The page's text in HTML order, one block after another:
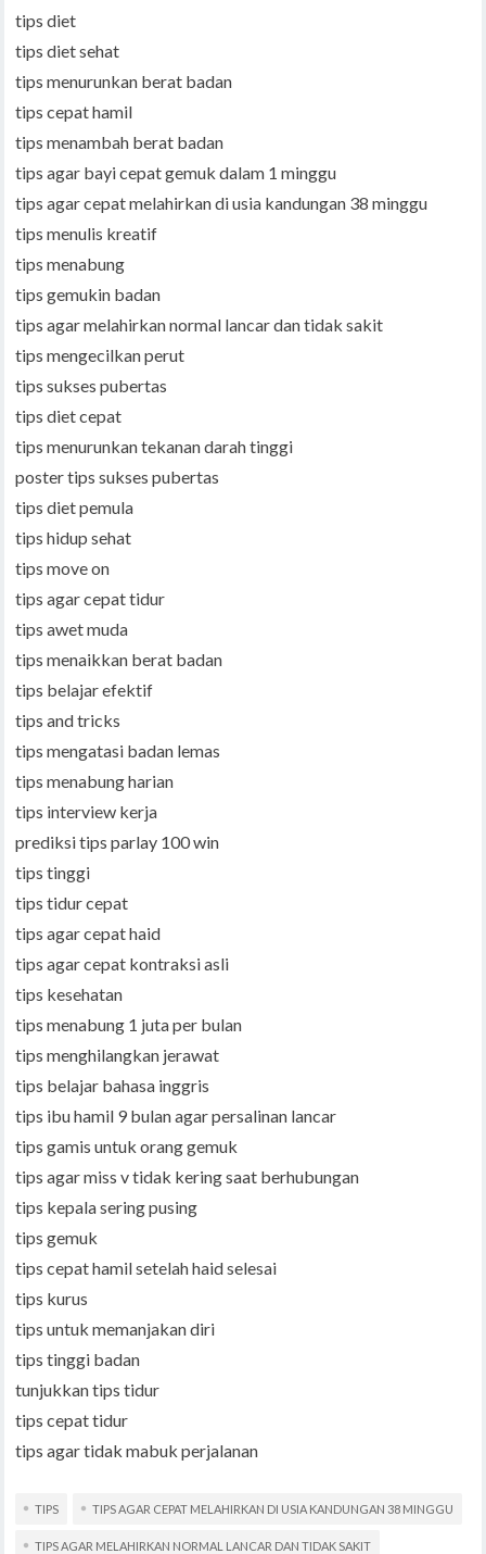
tips diet
tips diet sehat
tips menurunkan berat badan
tips cepat hamil
tips menambah berat badan
tips agar bayi cepat gemuk dalam 1 minggu
tips agar cepat melahirkan di usia kandungan 38 minggu
tips menulis kreatif
tips menabung
tips gemukin badan
tips agar melahirkan normal lancar dan tidak sakit
tips mengecilkan perut
tips sukses pubertas
tips diet cepat
tips menurunkan tekanan darah tinggi
poster tips sukses pubertas
tips diet pemula
tips hidup sehat
tips move on
tips agar cepat tidur
tips awet muda
tips menaikkan berat badan
tips belajar efektif
tips and tricks
tips mengatasi badan lemas
tips menabung harian
tips interview kerja
prediksi tips parlay 100 win
tips tinggi
tips tidur cepat
tips agar cepat haid
tips agar cepat kontraksi asli
tips kesehatan
tips menabung 1 juta per bulan
tips menghilangkan jerawat
tips belajar bahasa inggris
tips ibu hamil 9 bulan agar persalinan lancar
tips gamis untuk orang gemuk
tips agar miss v tidak kering saat berhubungan
tips kepala sering pusing
tips gemuk
tips cepat hamil setelah haid selesai
tips kurus
tips untuk memanjakan diri
tips tinggi badan
tunjukkan tips tidur
tips cepat tidur
tips agar tidak mabuk perjalanan
TIPS TIPS AGAR CEPAT MELAHIRKAN DI USIA KANDUNGAN 38 MINGGU
TIPS AGAR MELAHIRKAN NORMAL LANCAR DAN TIDAK SAKIT